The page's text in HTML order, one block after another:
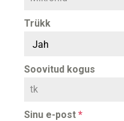
Trükk
Jah
Soovitud kogus
Sinu e-post *